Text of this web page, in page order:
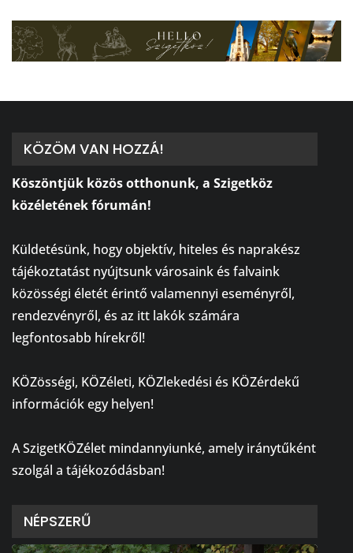
KÖZÖM VAN HOZZÁ!
Köszöntjük közös otthonunk, a Szigetköz
közéletének fórumán!
Küldetésünk, hogy objektív, hiteles és naprakész
tájékoztatást nyújtsunk városaink és falvaink
közösségi életét érintő valamennyi eseményről,
rendezvényről, és az itt lakók számára
legfontosabb hírekről!
KÖZösségi, KÖZéleti, KÖZlekedési és KÖZérdekű
információk egy helyen!
A SzigetKÖZélet mindannyiunké, amely iránytűként
szolgál a tájékozódásban!
NÉPSZERŰ